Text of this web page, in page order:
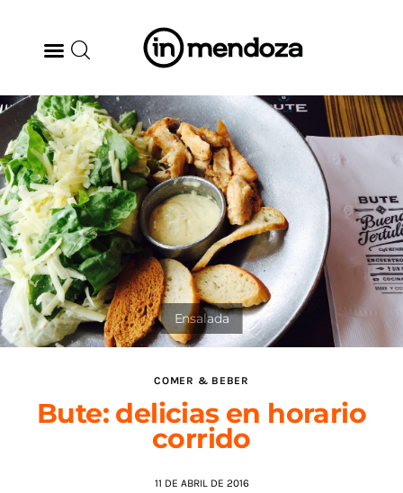
BODEGAS
GASTRONOMÍA
ARTE & CULTURA
MÚSICA
DÓNDE IR
TENDENCIAS
COMER & BEBER
Bute: delicias en horario
corrido
11 DE ABRIL DE 2016